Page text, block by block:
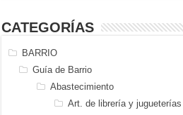
CATEGORÍAS
BARRIO
Guía de Barrio
Abastecimiento
Art. de librería y jugueterías